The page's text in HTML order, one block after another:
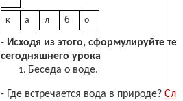
к а л б о
- Исходя из этого, сформулируйте
сегодняшнего урока
Беседа о воде.
- Где встречается вода в природе?